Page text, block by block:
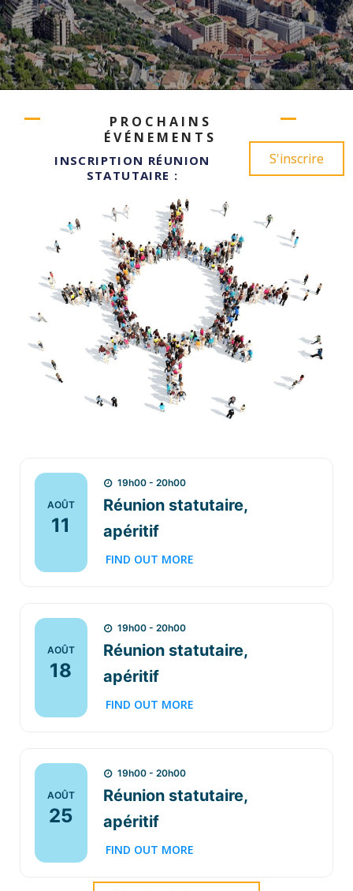
PROCHAINS
ÉVÉNEMENTS
INSCRIPTION RÉUNION
STATUTAIRE :
S'inscrire
AOÛT
11
19h00 - 20h00
Réunion statutaire,
apéritif
FIND OUT MORE
AOÛT
18
19h00 - 20h00
Réunion statutaire,
apéritif
FIND OUT MORE
AOÛT
25
19h00 - 20h00
Réunion statutaire,
apéritif
FIND OUT MORE